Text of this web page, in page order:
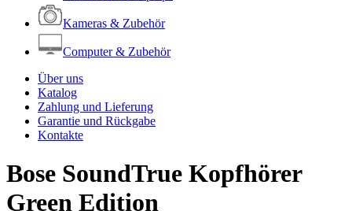
Kameras & Zubehör
Computer & Zubehör
Über uns
Katalog
Zahlung und Lieferung
Garantie und Rückgabe
Kontakte
Bose SoundTrue Kopfhörer
Green Edition